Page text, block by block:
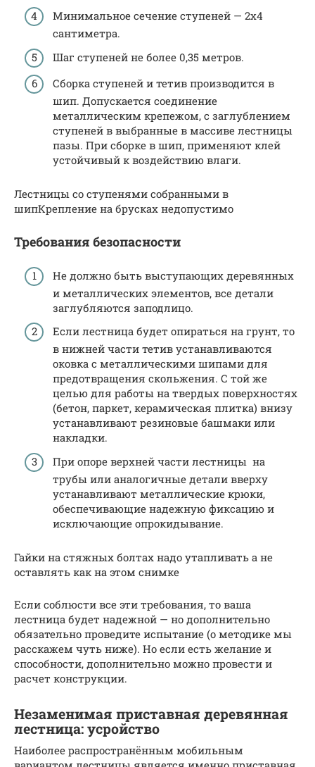
Минимальное сечение ступеней — 2х4
сантиметра.
Шаг ступеней не более 0,35 метров.
Сборка ступеней и тетив производится в
шип. Допускается соединение
металлическим крепежом, с заглублением
ступеней в выбранные в массиве лестницы
пазы. При сборке в шип, применяют клей
устойчивый к воздействию влаги.
Лестницы со ступенями собранными в
шипКрепление на брусках недопустимо
Требования безопасности
Не должно быть выступающих деревянных
и металлических элементов, все детали
заглубляются заподлицо.
Если лестница будет опираться на грунт, то
в нижней части тетив устанавливаются
оковка с металлическими шипами для
предотвращения скольжения. С той же
целью для работы на твердых поверхностях
(бетон, паркет, керамическая плитка) внизу
устанавливают резиновые башмаки или
накладки.
При опоре верхней части лестницы на
трубы или аналогичные детали вверху
устанавливают металлические крюки,
обеспечивающие надежную фиксацию и
исключающие опрокидывание.
Гайки на стяжных болтах надо утапливать а не
оставлять как на этом снимке
Если соблюсти все эти требования, то ваша
лестница будет надежной — но дополнительно
обязательно проведите испытание (о методике мы
расскажем чуть ниже). Но если есть желание и
способности, дополнительно можно провести и
расчет конструкции.
Незаменимая приставная деревянная
лестница: усройство
Наиболее распространённым мобильным